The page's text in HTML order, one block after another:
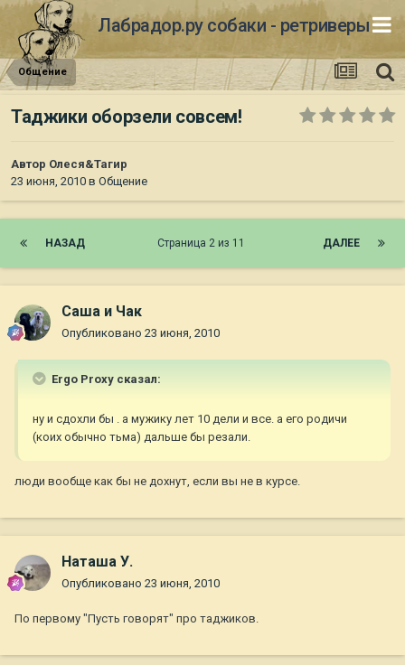
Лабрадор.ру собаки - ретриверы
Общение
Таджики оборзели совсем!
Автор Олеся&Тагир
23 июня, 2010 в Общение
НАЗАД ДАЛЕЕ
Страница 2 из 11
Саша и Чак
Опубликовано 23 июня, 2010
Ergo Proxy сказал:
ну и сдохли бы . а мужику лет 10 дели и все. а его родичи
(коих обычно тьма) дальше бы резали.
люди вообще как бы не дохнут, если вы не в курсе.
Наташа У.
Опубликовано 23 июня, 2010
По первому "Пусть говорят" про таджиков.